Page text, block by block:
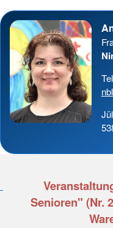
Senioren" (Nr.